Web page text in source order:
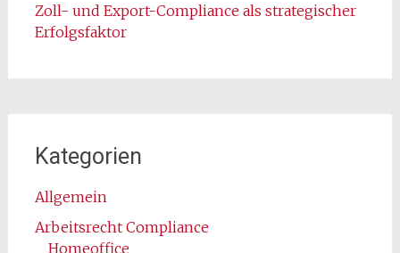
Zoll- und Export-Compliance als strategischer
Erfolgsfaktor
Kategorien
Allgemein
Arbeitsrecht Compliance
Homeoffice